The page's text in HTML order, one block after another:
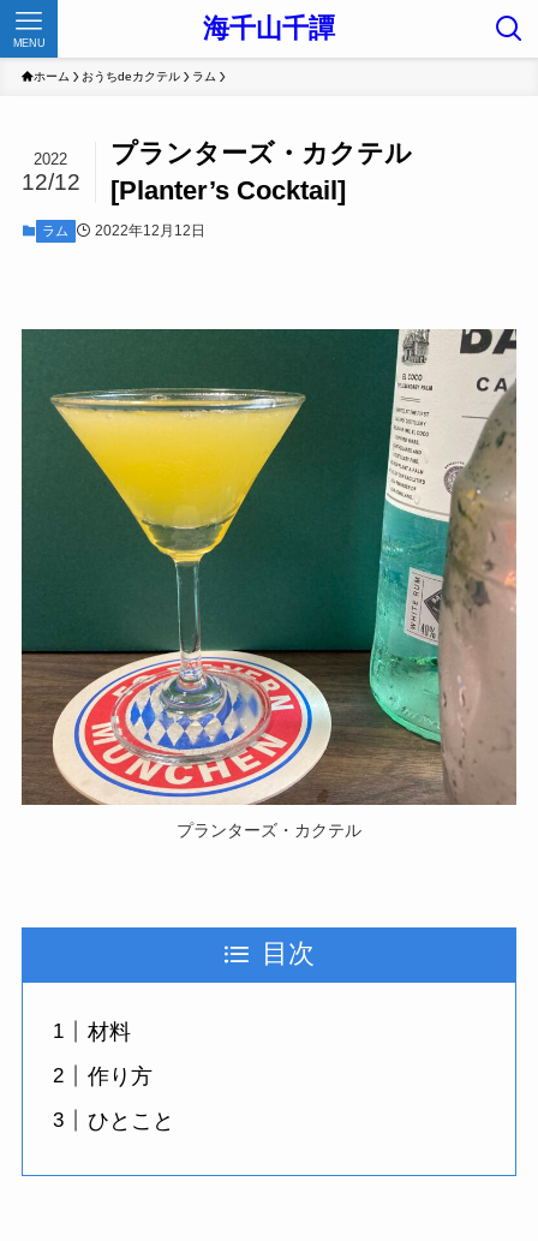
海千山千譚
MENU
ホーム おうちdeカクテル ラム
プランターズ・カクテル
[Planter’s Cocktail]
2022
12/12
ラム 2022年12月12日
プランターズ・カクテル
目次
材料
作り方
ひとこと